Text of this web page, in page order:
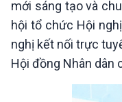
360 độ Sức khỏe
Chuyển đổi Xanh
Tài nguyên và Môi
Chuyên gia của bạn
Xã hội chuyển động
Bước chân đến trường
mới sáng tạo và
hội tổ chức Hội
nghị kết nối trực
Hội đồng Nhân dân